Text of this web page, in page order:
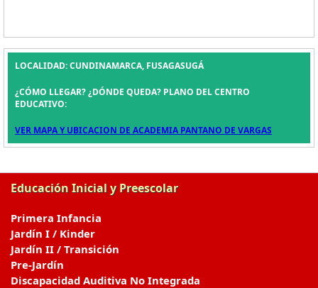
LOCALIDAD: CUNDINAMARCA, FUSAGASUGÁ
¿CÓMO LLEGAR? ¿DÓNDE QUEDA? PLANO DEL CENTRO
EDUCATIVO:
VER MAPA Y UBICACION DE ACADEMIA PANTANO DE VARGAS
Educación Inicial y Preescolar
Primera Infancia
Jardín I / Kinder
Jardín II / Transición
Pre-Jardín
Discapacidad Auditiva No Integrada